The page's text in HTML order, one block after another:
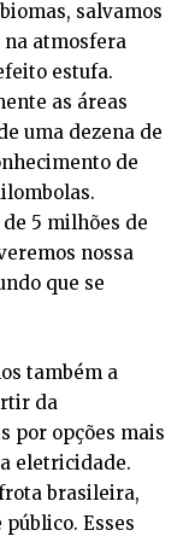
salvamos
atmosfera
estufa.
as áreas
uma dezena de
de
5 milhões de
nossa
que se
também a
da
por opções mais
eletricidade.
brasileira,
Esses